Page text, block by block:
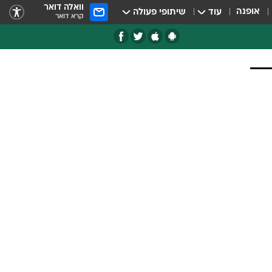
אופנה עוד שיתופי פעולה וואלה דואר
קרא דואר